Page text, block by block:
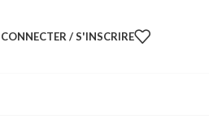
CONNECTER / S'INSCRIRE